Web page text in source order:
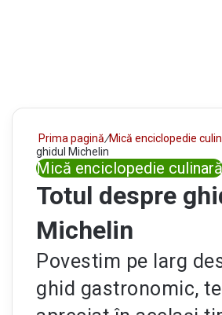
Prima pagină/Mică enciclopedie
ghidul Michelin
Mică enciclopedie culinară
Totul despre
Michelin
Povestim pe larg
ghid gastronomic,